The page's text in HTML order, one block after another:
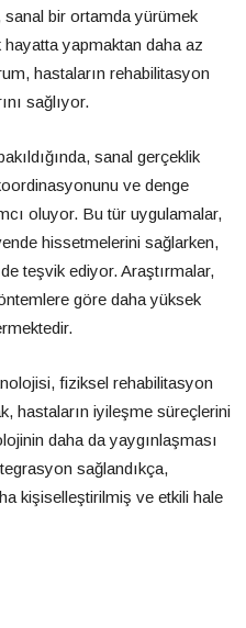
bir ortamda yürümek
yapmaktan daha az
hastaların rehabilitasyon
sağlıyor.
sanal gerçeklik
ve denge
oluyor. Bu tür uygulamalar,
hissetmelerini sağlarken,
teşvik ediyor. Araştırmalar,
göre daha yüksek
fiziksel rehabilitasyon
hastaların iyileşme süreçlerini
daha da yaygınlaşması
sağlandıkça,
kişiselleştirilmiş ve etkili hale